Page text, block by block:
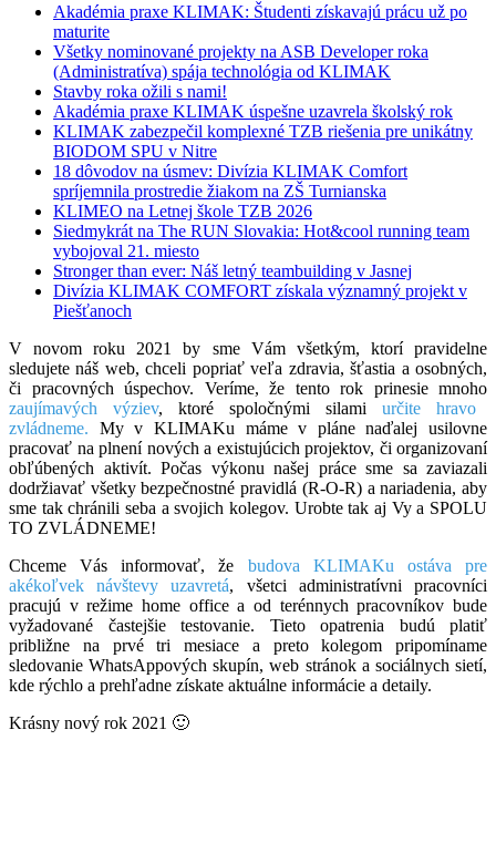
Akadémia praxe KLIMAK: Študenti získavajú prácu už po
maturite
Všetky nominované projekty na ASB Developer roka
(Administratíva) spája technológia od KLIMAK
Stavby roka ožili s nami!
Akadémia praxe KLIMAK úspešne uzavrela školský rok
KLIMAK zabezpečil komplexné TZB riešenia pre unikátny
BIODOM SPU v Nitre
18 dôvodov na úsmev: Divízia KLIMAK Comfort
spríjemnila prostredie žiakom na ZŠ Turnianska
KLIMEO na Letnej škole TZB 2026
Siedmykrát na The RUN Slovakia: Hot&cool running team
vybojoval 21. miesto
Stronger than ever: Náš letný teambuilding v Jasnej
Divízia KLIMAK COMFORT získala významný projekt v
Piešťanoch
V novom roku 2021 by sme Vám všetkým, ktorí pravidelne
sledujete náš web, chceli popriať veľa zdravia, šťastia a osobných,
či pracovných úspechov. Veríme, že tento rok prinesie mnoho
zaujímavých výziev, ktoré spoločnými silami
určite hravo
zvládneme.
My v KLIMAKu máme v pláne naďalej usilovne
pracovať na plnení nových a existujúcich projektov, či organizovaní
obľúbených aktivít. Počas výkonu našej práce sme sa zaviazali
dodržiavať všetky bezpečnostné pravidlá (R-O-R) a nariadenia, aby
sme tak chránili seba a svojich kolegov. Urobte tak aj Vy a SPOLU
TO ZVLÁDNEME!
Chceme Vás informovať, že
budova KLIMAKu ostáva pre
akékoľvek návštevy uzavretá, všetci administratívni pracovníci
pracujú v režime home office a od terénnych pracovníkov bude
vyžadované častejšie testovanie. Tieto opatrenia budú platiť
približne na prvé tri mesiace a preto kolegom pripomíname
sledovanie WhatsAppových skupín, web stránok a sociálnych sietí,
kde rýchlo a prehľadne získate aktuálne informácie a detaily.
Krásny nový rok 2021 🙂